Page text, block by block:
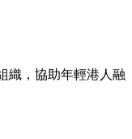
織，協助年輕港人融